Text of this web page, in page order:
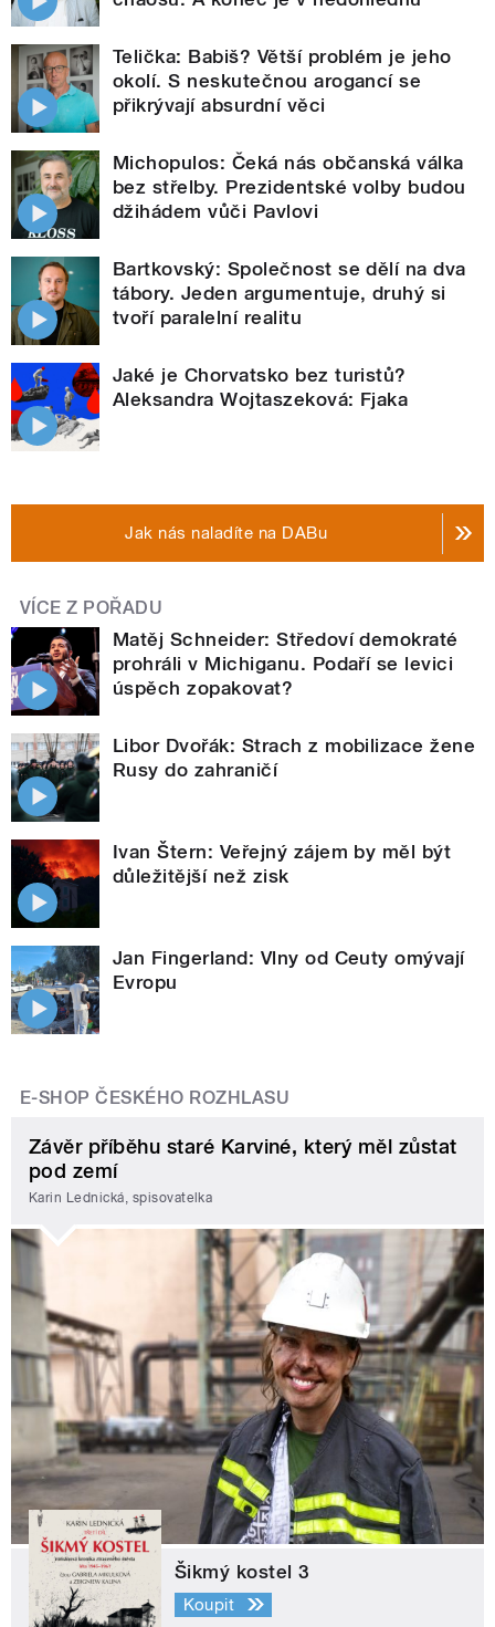
Telička: Babiš? Větší problém je jeho
okolí. S neskutečnou arogancí se
přikrývají absurdní věci
Michopulos: Čeká nás občanská válka
bez střelby. Prezidentské volby budou
džihádem vůči Pavlovi
Bartkovský: Společnost se dělí na dva
tábory. Jeden argumentuje, druhý si
tvoří paralelní realitu
Jaké je Chorvatsko bez turistů?
Aleksandra Wojtaszeková: Fjaka
Jak nás naladíte na DABu
VÍCE Z POŘADU
Matěj Schneider: Středoví demokraté
prohráli v Michiganu. Podaří se levici
úspěch zopakovat?
Libor Dvořák: Strach z mobilizace žene
Rusy do zahraničí
Ivan Štern: Veřejný zájem by měl být
důležitější než zisk
Jan Fingerland: Vlny od Ceuty omývají
Evropu
E-SHOP ČESKÉHO ROZHLASU
Závěr příběhu staré Karviné, který měl zůstat
pod zemí
Karin Lednická, spisovatelka
Šikmý kostel 3
Koupit